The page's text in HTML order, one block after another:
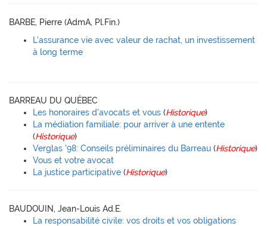
BARBE, Pierre (AdmA, Pl.Fin.)
L'assurance vie avec valeur de rachat, un investissement
à long terme
BARREAU DU QUÉBEC
Les honoraires d'avocats et vous (Historique)
La médiation familiale: pour arriver à une entente
(Historique)
Verglas '98: Conseils préliminaires du Barreau (Historique)
Vous et votre avocat
La justice participative (Historique)
BAUDOUIN, Jean-Louis Ad.E.
La responsabilité civile: vos droits et vos obligations